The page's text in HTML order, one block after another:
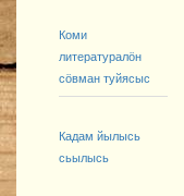
Коми
литературалӧн
сӧвман туйясыс
Кадам йылысь
сьылысь